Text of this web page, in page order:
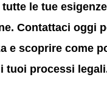
le tue
Contattaci oggi
e scoprire come
tuoi processi